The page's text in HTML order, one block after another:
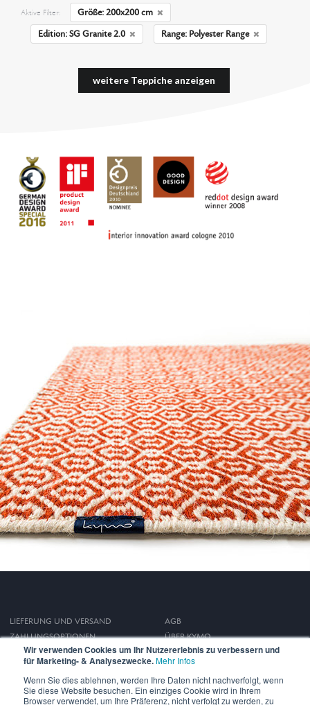
Wir verwenden Cookies um Ihr Nutzererlebnis zu verbessern und
für Marketing- & Analysezwecke.Mehr Infos
Wenn Sie dies ablehnen, werden Ihre Daten nicht nachverfolgt, wenn
Sie diese Website besuchen. Ein einziges Cookie wird in Ihrem
Browser verwendet, um Ihre Präferenz, nicht verfolgt zu werden, zu
Aktive Filter:
Größe: 200x200 cm
Edition: SG Granite 2.0
Range: Polyester Range
weitere Teppiche anzeigen
LIEFERUNG UND VERSAND
ZAHLUNGSOPTIONEN
WIDERRUFSRECHT
AGB
ÜBER KYMO
IMPRESSUM
DATENSCHUTZ